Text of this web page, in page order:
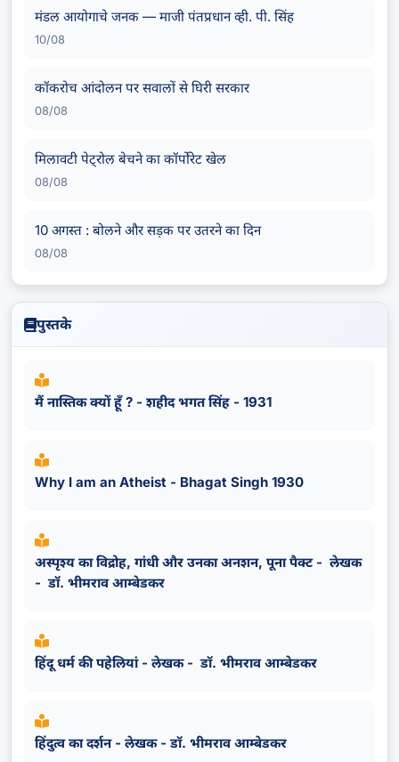
मंडल आयोगाचे जनक — माजी पंतप्रधान व्ही. पी. सिंह
10/08
कॉकरोच आंदोलन पर सवालों से घिरी सरकार
08/08
मिलावटी पेट्रोल बेचने का कॉर्पोरेट खेल
08/08
10 अगस्त : बोलने और सड़क पर उतरने का दिन
08/08
पुस्तके
मैं नास्तिक क्यों हूँ ? - शहीद भगत सिंह - 1931
Why I am an Atheist - Bhagat Singh 1930
अस्पृश्य का विद्रोह, गांधी और उनका अनशन, पूना पैक्ट - लेखक
- डॉ. भीमराव आम्बेडकर
हिंदू धर्म की पहेलियां - लेखक - डॉ. भीमराव आम्बेडकर
हिंदुत्व का दर्शन - लेखक - डॉ. भीमराव आम्बेडकर